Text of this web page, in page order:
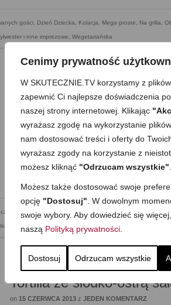
Cenimy prywatność
W SKUTECZNIE.TV korzystamy z
zapewnić Ci najlepsze doświadczenia
naszej strony internetowej. Klikając
wyrażasz zgodę na wykorzystanie
nam dostosować treści i oferty do
wyrażasz zgody na korzystanie z
możesz kliknąć "Odrzucam wszystkie"
Możesz także dostosować swoje
opcję "Dostosuj" . W dowolnym
swoje wybory. Aby dowiedzieć się
naszą Polityką prywatności
Dostosuj Odrzucam wszystkie
gości, Dzień Dziecka, Kolacja, Mega proste, Na grilla,
i inne imprezowe, Wegetariańska
Cukinia z warzywami z
31 LIPCA 2013 z 8 KOMENTARZY
Gorące, kolorowe, pełne smaku i lata…
pomidory, papryka, podsmażone na
na ciepłe dni, smaczne, sycące, a jednak
prosto z patelni i na zimno, jako swoista
Dania jednogarnkowe, Dla dzieci , Dla niespodziewanych
Wegetariańska
Tortilla ze słodko-ostrą
on 15 CZERWCA 2013 zJEDEN KOMENTARZ